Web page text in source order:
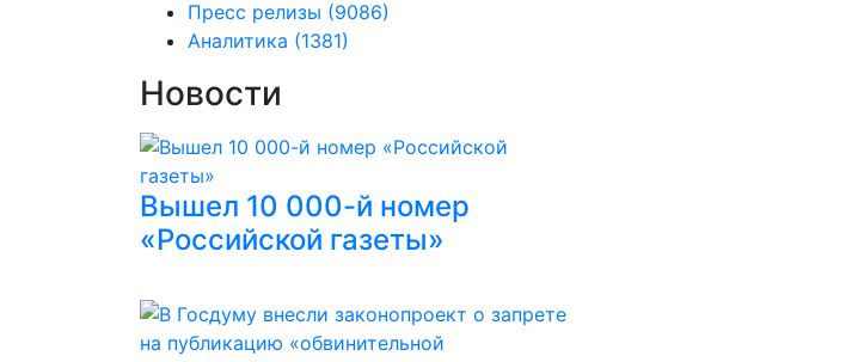
Пресс релизы (9086)
Аналитика (1381)
Новости
Вышел 10 000-й номер
«Российской газеты»